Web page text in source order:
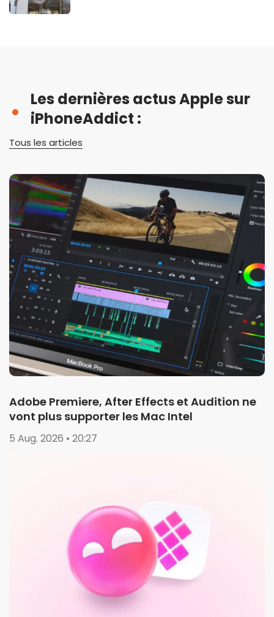
Les dernières actus Apple sur
iPhoneAddict :
Tous les articles
Adobe Premiere, After Effects et Audition ne
vont plus supporter les Mac Intel
5 Aug. 2026 • 20:27